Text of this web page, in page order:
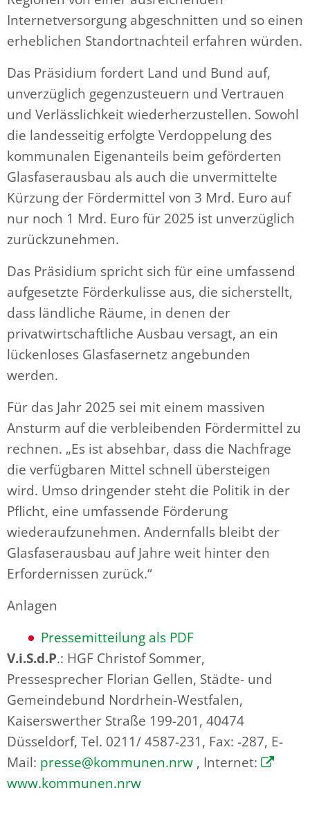
Internetversorgung abgeschnitten und so einen
erheblichen Standortnachteil erfahren würden.
Das Präsidium fordert Land und Bund auf,
unverzüglich gegenzusteuern und Vertrauen
und Verlässlichkeit wiederherzustellen. Sowohl
die landesseitig erfolgte Verdoppelung des
kommunalen Eigenanteils beim geförderten
Glasfaserausbau als auch die unvermittelte
Kürzung der Fördermittel von 3 Mrd. Euro auf
nur noch 1 Mrd. Euro für 2025 ist unverzüglich
zurückzunehmen.
Das Präsidium spricht sich für eine umfassend
aufgesetzte Förderkulisse aus, die sicherstellt,
dass ländliche Räume, in denen der
privatwirtschaftliche Ausbau versagt, an ein
lückenloses Glasfasernetz angebunden
werden.
Für das Jahr 2025 sei mit einem massiven
Ansturm auf die verbleibenden Fördermittel zu
rechnen. „Es ist absehbar, dass die Nachfrage
die verfügbaren Mittel schnell übersteigen
wird. Umso dringender steht die Politik in der
Pflicht, eine umfassende Förderung
wiederaufzunehmen. Andernfalls bleibt der
Glasfaserausbau auf Jahre weit hinter den
Erfordernissen zurück.“
Anlagen
Pressemitteilung als PDF
V.i.S.d.P.: HGF Christof Sommer,
Pressesprecher Florian Gellen, Städte- und
Gemeindebund Nordrhein-Westfalen,
Kaiserswerther Straße 199-201, 40474
Düsseldorf, Tel. 0211/ 4587-231, Fax: -287, E-
Mail: presse@kommunen.nrw , Internet:
www.kommunen.nrw